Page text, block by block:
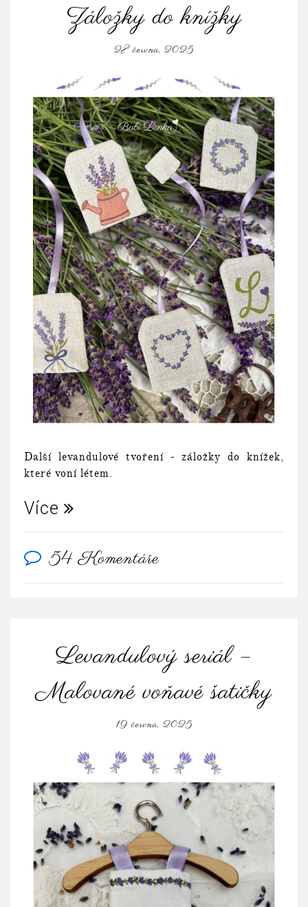
Záložky do knížky
28 června, 2025
Další levandulové tvoření - záložky do knížek,
které voní létem.
Více
54 Komentáře
Levandulový seriál –
Malované voňavé šatičky
19 června, 2025